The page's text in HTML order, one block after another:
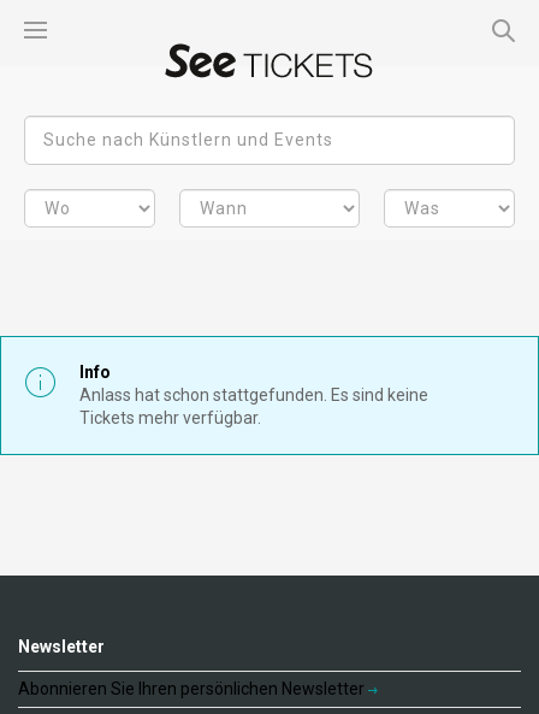
Info
Anlass hat schon stattgefunden. Es sind keine
Tickets mehr verfügbar.
Newsletter
Abonnieren Sie Ihren persönlichen Newsletter